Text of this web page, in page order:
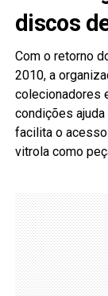
discos
Com o retorno
2010, a
colecionadores
condições
facilita o
vitrola como